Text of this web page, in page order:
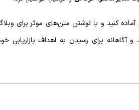
کنید و با نوشتن متن‌های موثر برای
برای رسیدن به اهداف بازاریابی